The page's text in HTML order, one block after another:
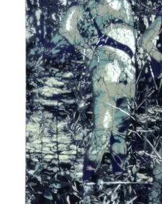
Jean-Pierre Le Boul’ch –
souviens de mon corps